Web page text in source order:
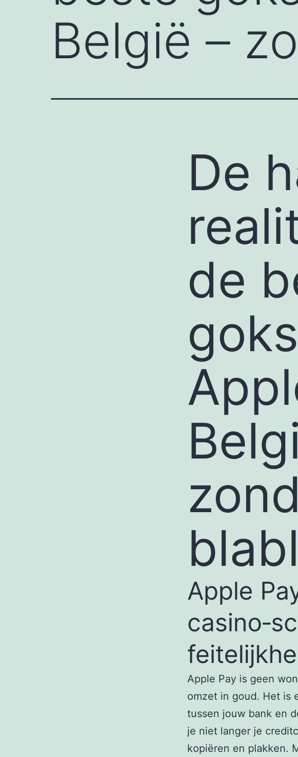
België –
De
de
Apple
Apple Pay is geen
omzet in goud. Het is
tussen jouw bank en
je niet langer je
kopiëren en plakken.